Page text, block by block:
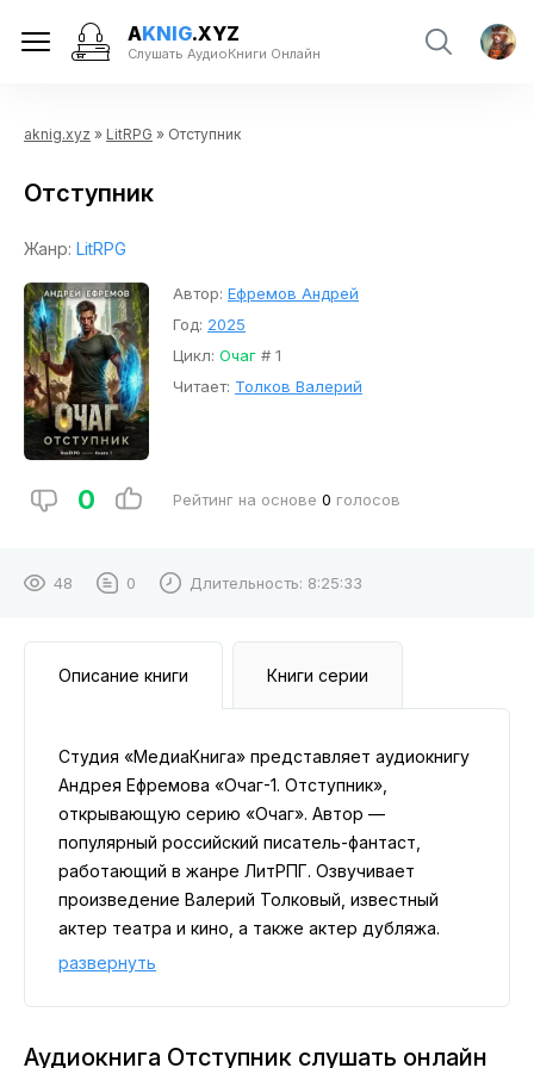
AKNIG.XYZ
Слушать АудиоКниги Онлайн
aknig.xyz » LitRPG » Отступник
Отступник
Жанр: LitRPG
Автор: Ефремов Андрей
Год: 2025
Цикл: Очаг # 1
Читает: Толков Валерий
0 Рейтинг на основе 0 голосов
48 0 Длительность: 8:25:33
Описание книги Книги серии
Студия «МедиаКнига» представляет аудиокнигу
Андрея Ефремова «Очаг-1. Отступник»,
открывающую серию «Очаг». Автор —
популярный российский писатель-фантаст,
работающий в жанре ЛитРПГ. Озвучивает
произведение Валерий Толковый, известный
актер театра и кино, а также актер дубляжа.
События книги разворачиваются после первой
появляться кровожадные существа, с которыми
развернуть
Аудиокнига Отступник слушать онлайн